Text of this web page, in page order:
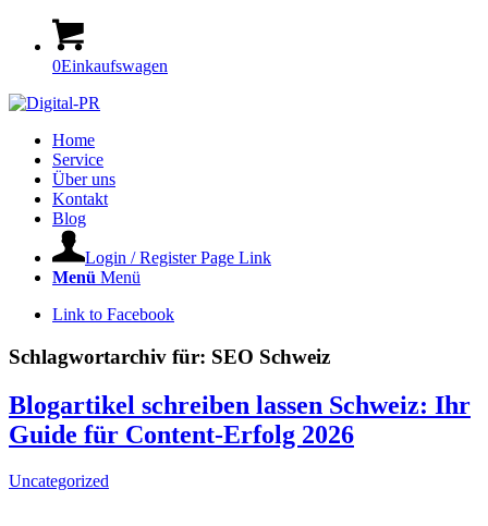
0Einkaufswagen
Home
Service
Über uns
Kontakt
Blog
Login / Register Page Link
Menü Menü
Link to Facebook
Schlagwortarchiv für: SEO Schweiz
Blogartikel schreiben lassen Schweiz: Ihr
Guide für Content-Erfolg 2026
Uncategorized